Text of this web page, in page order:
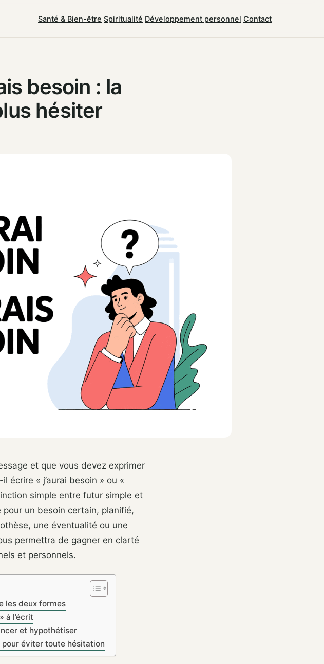
Santé & Bien-être Spiritualité Développement personnel Contact
besoin : la
hésiter
et que vous devez exprimer
écrire « j’aurai besoin » ou «
simple entre futur simple et
pour un besoin certain, planifié,
une éventualité ou une
permettra de gagner en clarté
et personnels.
les deux formes
à l’écrit
et hypothétiser
éviter toute hésitation